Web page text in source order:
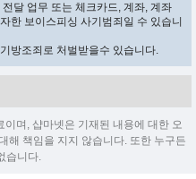
달 업무 또는 체크카드, 계좌, 계좌
한 보이스피싱 사기범죄일 수 있습니
방조죄로 처벌받을수 있습니다.
며, 샵마넷은 기재된 내용에 대한 오
해 책임을 지지 않습니다. 또한 누구든
습니다.